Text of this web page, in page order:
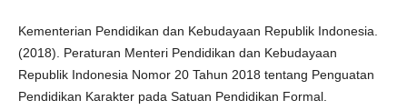
Kementerian Pendidikan dan Kebudayaan Republik Indonesia.
(2018). Peraturan Menteri Pendidikan dan Kebudayaan
Republik Indonesia Nomor 20 Tahun 2018 tentang Penguatan
Pendidikan Karakter pada Satuan Pendidikan Formal.